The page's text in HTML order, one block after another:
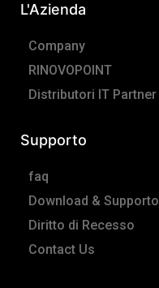
k
-
f
a
m
L'Azienda
Company
RINOVOPOINT
Distributori IT Partner
Supporto
faq
Download & Supporto
Diritto di Recesso
Contact Us